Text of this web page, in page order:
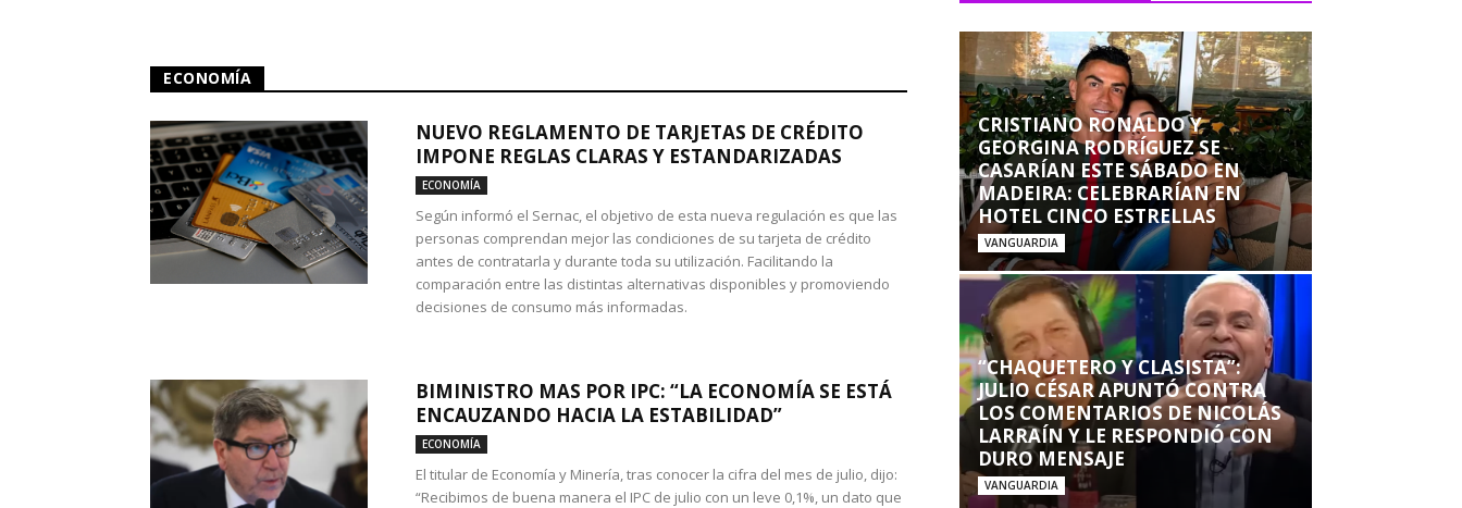
ECONOMÍA
NUEVO REGLAMENTO DE TARJETAS DE CRÉDITO
IMPONE REGLAS CLARAS Y ESTANDARIZADAS
ECONOMÍA
Según informó el Sernac, el objetivo de esta nueva regulación es que las
personas comprendan mejor las condiciones de su tarjeta de crédito
antes de contratarla y durante toda su utilización. Facilitando la
comparación entre las distintas alternativas disponibles y promoviendo
decisiones de consumo más informadas.
BIMINISTRO MAS POR IPC: “LA ECONOMÍA SE ESTÁ
ENCAUZANDO HACIA LA ESTABILIDAD”
ECONOMÍA
El titular de Economía y Minería, tras conocer la cifra del mes de julio, dijo:
“Recibimos de buena manera el IPC de julio con un leve 0,1%, un dato que
CRISTIANO RONALDO Y
GEORGINA RODRÍGUEZ SE
CASARÍAN ESTE SÁBADO EN
MADEIRA: CELEBRARÍAN EN
HOTEL CINCO ESTRELLAS
VANGUARDIA
“CHAQUETERO Y CLASISTA”:
JULIO CÉSAR APUNTÓ CONTRA
LOS COMENTARIOS DE NICOLÁS
LARRAÍN Y LE RESPONDIÓ CON
DURO MENSAJE
VANGUARDIA